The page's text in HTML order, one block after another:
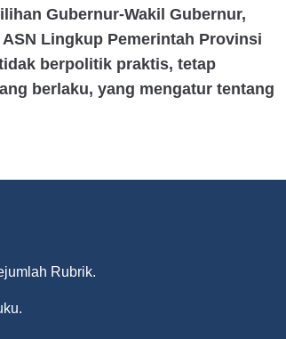
Gubernur-Wakil Gubernur,
Lingkup Pemerintah Provinsi
berpolitik praktis, tetap
berlaku, yang mengatur tentang
Rubrik.